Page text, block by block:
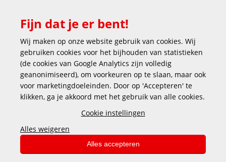
Veilig en gemakkelijk betalen
Fijn dat je er bent!
Wij maken op onze website gebruik van cookies. Wij
gebruiken cookies voor het bijhouden van statistieken
(de cookies van Google Analytics zijn volledig
geanonimiseerd), om voorkeuren op te slaan, maar ook
voor marketingdoeleinden. Door op 'Accepteren' te
klikken, ga je akkoord met het gebruik van alle cookies.
Cookie instellingen
Alles weigeren
Alles accepteren